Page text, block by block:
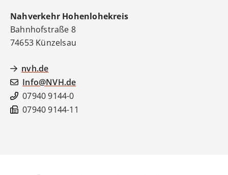
Nahverkehr Hohenlohekreis
Bahnhofstraße 8
74653 Künzelsau
nvh.de
Info@NVH.de
07940 9144-0
07940 9144-11